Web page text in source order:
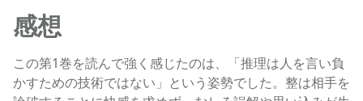
感想
この第1巻を読んで強く感じたのは、「推理は人を言い負
かすための技術ではない」という姿勢でした。整は相手を